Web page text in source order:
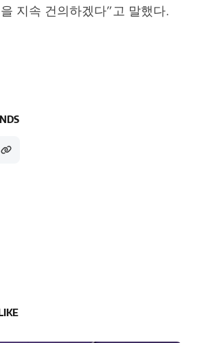
지속 건의하겠다”고 말했다.